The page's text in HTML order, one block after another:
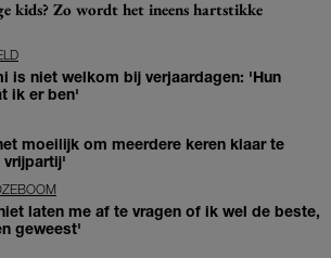
kids? Zo wordt het ineens hartstikke
is niet welkom bij verjaardagen: 'Hun
ik er ben'
moeilijk om meerdere keren klaar te
vrijpartij'
laten me af te vragen of ik wel de beste,
geweest'